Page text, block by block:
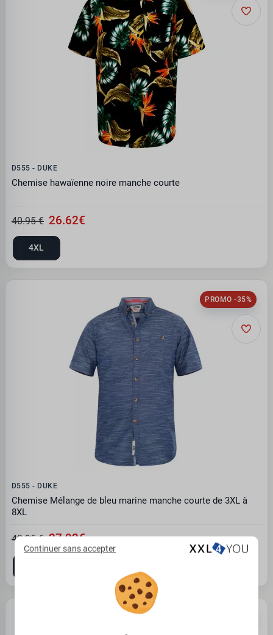
D555 - DUKE
Chemise hawaïenne noire manche courte
40.95 € 26.62€
4XL
PROMO -35%
D555 - DUKE
Chemise Mélange de bleu marine manche courte de 3XL à
8XL
42.95 € 27.92€
Continuer sans accepter